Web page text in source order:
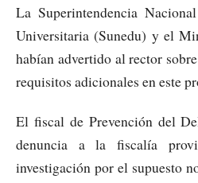
La Superintendencia
Universitaria (Sunedu) y el
habían advertido al rector
requisitos adicionales en este
El fiscal de Prevención del
denuncia a la fiscalía
investigación por el supuesto